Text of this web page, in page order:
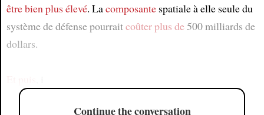
êtrebien plus élevé. Lacomposantespatiale à elle seule du
système de défense pourraitcoûterplus de500 milliards de
dollars.
Continue the conversation